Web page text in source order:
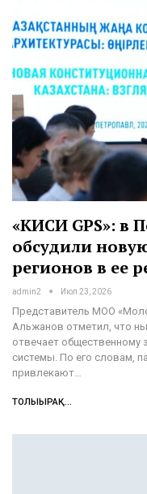
«КИСИ GPS»: в
обсудили
регионов в ее
admin2 Июл 23, 2026
Представитель МОО
Альжанов отметил, что
отвечает общественному
системы. По его словам,
привлекают…
ТОЛЫҒЫРАҚ...